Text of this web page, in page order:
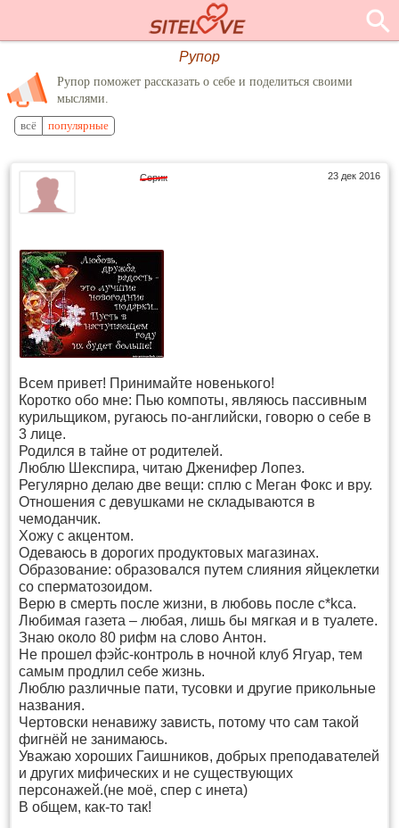
Рупор
Рупор поможет рассказать о себе и поделиться своими
мыслями.
всё популярные
23 дек 2016
Серик
Всем привет! Принимайте новенького!
Коротко обо мне: Пью компоты, являюсь пассивным
курильщиком, ругаюсь по-английски, говорю о себе в
3 лице.
Родился в тайне от родителей.
Люблю Шекспира, читаю Дженифер Лопез.
Регулярно делаю две вещи: сплю с Меган Фокс и вру.
Отношения с девушками не складываются в
чемоданчик.
Хожу с акцентом.
Одеваюсь в дорогих продуктовых магазинах.
Образование: образовался путем слияния яйцеклетки
со сперматозоидом.
Верю в смерть после жизни, в любовь после c*kcа.
Любимая газета – любая, лишь бы мягкая и в туалете.
Знаю около 80 рифм на слово Антон.
Не прошел фэйс-контроль в ночной клуб Ягуар, тем
самым продлил себе жизнь.
Люблю различные пати, тусовки и другие прикольные
названия.
Чертовски ненавижу зависть, потому что сам такой
фигнёй не занимаюсь.
Уважаю хороших Гаишников, добрых преподавателей
и других мифических и не существующих
персонажей.(не моё, спер с инета)
В общем, как-то так!